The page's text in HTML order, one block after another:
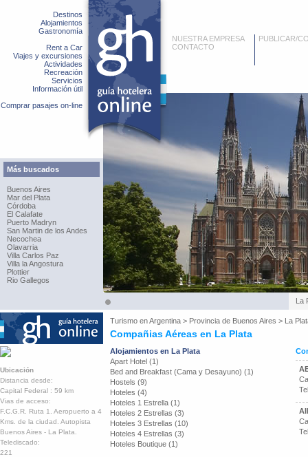
Destinos
Alojamientos
Gastronomía
Rent a Car
Viajes y excursiones
Actividades
Recreación
Servicios
Información útil
Comprar pasajes on-line
Más buscados
Buenos Aires
Mar del Plata
Córdoba
El Calafate
Puerto Madryn
San Martin de los Andes
Necochea
Olavarria
Villa Carlos Paz
Villa la Angostura
Plottier
Rio Gallegos
NUESTRA EMPRESA
CONTACTO
PUBLICAR/
La
Turismo enArgentina > Provincia de Buenos Aires > La
Compañias Aéreas en La Plata
Ubicación
Distancia desde:
Capital Federal : 59 km
Vias de acceso:
F.C.G.R. Ruta 1. Aeropuerto a 4
Kms. de la ciudad. Autopista
Buenos Aires - La Plata.
Telediscado:
221
Alojamientos en La Plata
Apart Hotel (1)
Bed and Breakfast (Cama y Desayuno) (1)
Hostels (9)
Hoteles (4)
Hoteles 1 Estrella (1)
Hoteles 2 Estrellas (3)
Hoteles 3 Estrellas (10)
Hoteles 4 Estrellas (3)
Hoteles Boutique (1)